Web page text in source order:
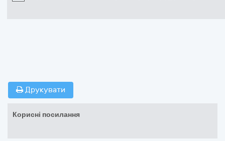
Друкувати
Корисні посилання